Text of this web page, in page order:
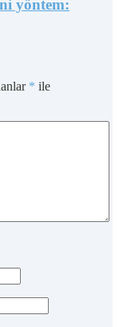
yöntem:
* ile